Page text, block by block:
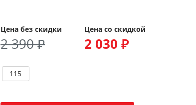
Цена без скидки
2 390 ₽
Цена со скидкой
2 030 ₽
115